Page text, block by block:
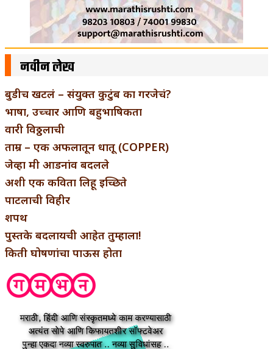
नवीन लेख
बुडीच खटलं – संयुक्त कुटुंब का गरजेचं?
भाषा, उच्चार आणि बहुभाषिकता
वारी विठ्ठलाची
ताम्र – एक अफलातून धातू (COPPER)
जेव्हा मी आडनांव बदलले
अशी एक कविता लिहू इच्छिते
पाटलाची विहीर
शपथ
पुस्तके बदलायची आहेत तुम्हाला!
किती घोषणांचा पाऊस होता